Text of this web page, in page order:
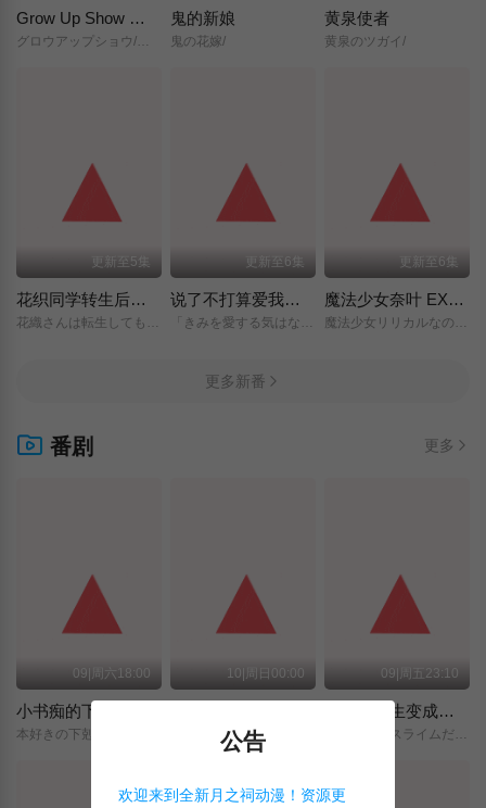
Grow Up Show ～向日葵马戏团～
グロウアップショウ/～ひまわりのサーカス団～/
鬼的新娘
鬼の花嫁/
黄泉使者
黄泉のツガイ/
更新至5集
花织同学转生后还是想干架
花織さんは転生しても喧嘩がしたい/
更新至6集
说了不打算爱我的公爵继承人，不知为何对我宠爱有加
「きみを愛する気はない」と言った次期公爵様がなぜか溺愛してきます/
更新至6集
魔法少女奈叶 EXCEEDS Gun Blaze Vengeance
魔法少女リリカルなのは/EXCEEDS/Gun/Blaze/Vengeance/
更多新番
番剧 更多
09|周六18:00 10|周日00:00 09|周五23:10
关于我转生变成史莱姆这档事 第四季
転生したらスライムだった件/第4期/
公告
欢迎来到全新月之祠动漫！资源更